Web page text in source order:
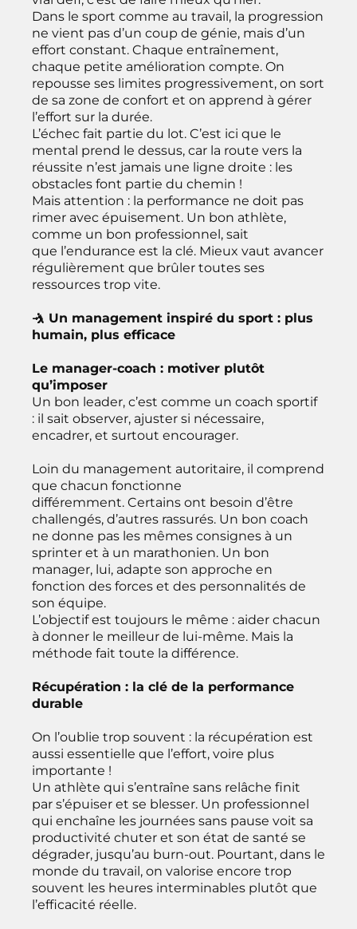
Dans le sport comme au travail, la progression
ne vient pas d’un coup de génie, mais d’un
effort constant. Chaque entraînement,
chaque petite amélioration compte. On
repousse ses limites progressivement, on sort
de sa zone de confort et on apprend à gérer
l’effort sur la durée.
L’échec fait partie du lot. C’est ici que le
mental prend le dessus, car la route vers la
réussite n’est jamais une ligne droite : les
obstacles font partie du chemin !
Mais attention : la performance ne doit pas
rimer avec épuisement. Un bon athlète,
comme un bon professionnel, sait
que l’endurance est la clé. Mieux vaut avancer
régulièrement que brûler toutes ses
ressources trop vite.
🤺 Un management inspiré du sport : plus
humain, plus efficace
Le manager-coach : motiver plutôt
qu’imposer
Un bon leader, c’est comme un coach sportif
: il sait observer, ajuster si nécessaire,
encadrer, et surtout encourager.
Loin du management autoritaire, il comprend
que chacun fonctionne
différemment. Certains ont besoin d’être
challengés, d’autres rassurés. Un bon coach
ne donne pas les mêmes consignes à un
sprinter et à un marathonien. Un bon
manager, lui, adapte son approche en
fonction des forces et des personnalités de
son équipe.
L’objectif est toujours le même : aider chacun
à donner le meilleur de lui-même. Mais la
méthode fait toute la différence.
Récupération : la clé de la performance
durable
On l’oublie trop souvent : la récupération est
aussi essentielle que l’effort, voire plus
importante !
Un athlète qui s’entraîne sans relâche finit
par s’épuiser et se blesser. Un professionnel
qui enchaîne les journées sans pause voit sa
productivité chuter et son état de santé se
dégrader, jusqu’au burn-out. Pourtant, dans le
monde du travail, on valorise encore trop
souvent les heures interminables plutôt que
l’efficacité réelle.